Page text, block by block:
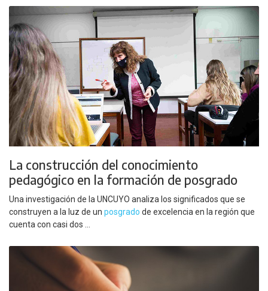
La construcción del conocimiento
pedagógico en la formación de posgrado
Una investigación de la UNCUYO analiza los significados que se
construyen a la luz de un posgrado de excelencia en la región que
cuenta con casi dos ...